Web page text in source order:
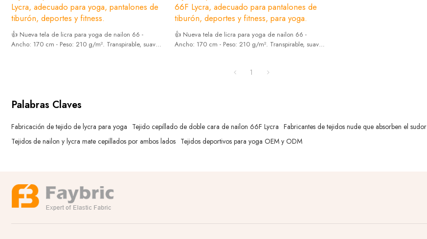
Lycra, adecuado para yoga, pantalones de
tiburón, deportes y fitness.
👍 Nueva tela de licra para yoga de nailon 66 -
Ancho: 170 cm - Peso: 210 g/m². Transpirable, suave y
66F Lycra, adecuado para pantalones de
tiburón, deportes y fitness, para yoga.
👍 Nueva tela de licra para yoga de nailon 66 -
Ancho: 170 cm - Peso: 210 g/m². Transpirable, suave y
1
Palabras Claves
Fabricación de tejido de lycra para yoga Tejido cepillado de doble cara de nailon 66F Lycra Fabricantes de tejidos nude que absorben el sudor
Tejidos de nailon y lycra mate cepillados por ambos lados Tejidos deportivos para yoga OEM y ODM